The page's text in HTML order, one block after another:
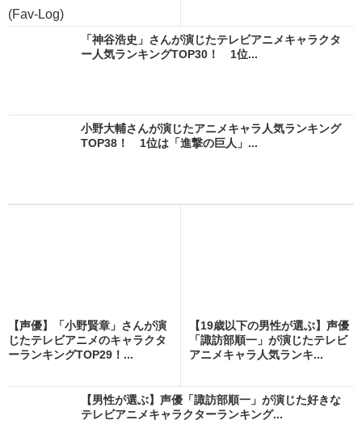
(Fav-Log)
「神谷浩史」さんが演じたテレビアニメキャラクタ
ー人気ランキングTOP30！ 1位...
小野大輔さんが演じたアニメキャラ人気ランキング
TOP38！ 1位は「進撃の巨人」...
【声優】「小野賢章」さんが演
じたテレビアニメのキャラクタ
ーランキングTOP29！...
【19歳以下の男性が選ぶ】声優
「諏訪部順一」が演じたテレビ
アニメキャラ人気ランキ...
【男性が選ぶ】声優「諏訪部順一」が演じた好きな
テレビアニメキャラクターランキング...